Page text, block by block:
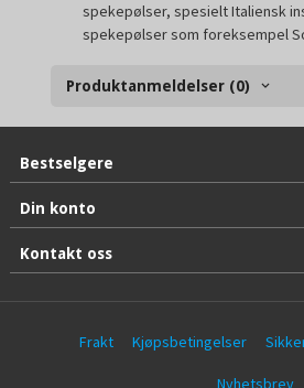
spekepølser, spesielt Italiensk
spekepølser som foreksempel
Produktanmeldelser (0)
Bestselgere
Din konto
Kontakt oss
Frakt Kjøpsbetingelser
Nyhetsbrev